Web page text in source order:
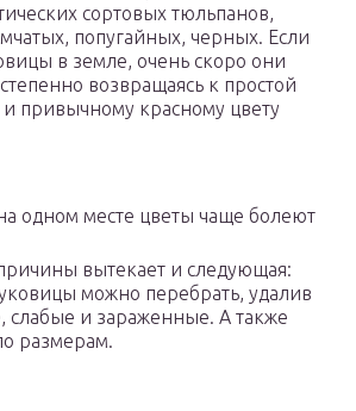
сортовых тюльпанов,
попугайных, черных. Если
в земле, очень скоро они
возвращаясь к простой
привычному красному цвету
одном месте цветы чаще болеют
вытекает и следующая:
можно перебрать, удалив
и зараженные. А также
размерам.